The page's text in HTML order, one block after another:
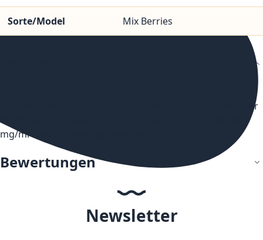
Sorte/Model Mix Berries
Beerenaroma und ist als gebrauchsfertiges Liquid in einer
10 ml Flasche erhältlich. Es kann mit 10 mg/ml oder 20
mg/ml Nikotin erworben werden.
Bewertungen
Newsletter